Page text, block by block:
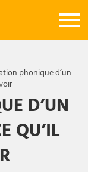
phonique d’un
D’UN
QU’IL